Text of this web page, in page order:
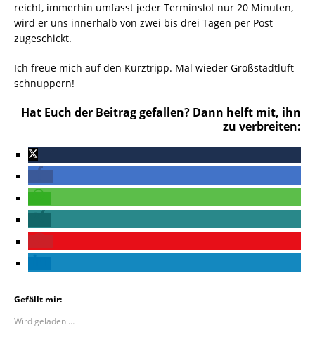
reicht, immerhin umfasst jeder Terminslot nur 20 Minuten,
wird er uns innerhalb von zwei bis drei Tagen per Post
zugeschickt.
Ich freue mich auf den Kurztripp. Mal wieder Großstadtluft
schnuppern!
Hat Euch der Beitrag gefallen? Dann helft mit, ihn
zu verbreiten:
Gefällt mir:
Wird geladen …